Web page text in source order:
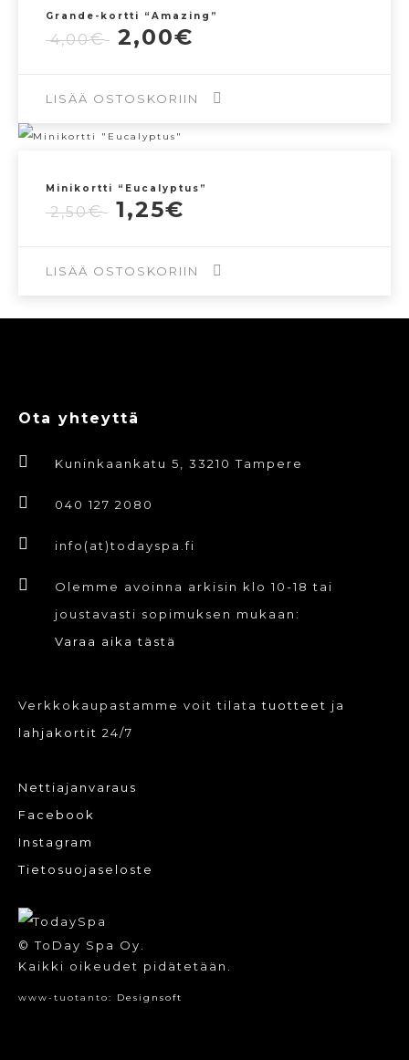
Grande-kortti “Amazing”
4,00€
Alkuperäinen
4,00€.
2,00€
2,00€.
LISÄÄ OSTOSKORIIN
Minikortti “Eucalyptus”
2,50€
Alkuperäinen
2,50€.
1,25€
1,25€.
LISÄÄ OSTOSKORIIN
Ota yhteyttä
Kuninkaankatu 5, 33210 Tampere
040 127 2080
info(at)todayspa.fi
Olemme avoinna arkisin klo 10-18 tai
joustavasti sopimuksen mukaan:
Varaa aika tästä
Verkkokaupastamme voit tilatatuotteet ja
lahjakortit 24/7
Nettiajanvaraus
Facebook
Instagram
Tietosuojaseloste
© ToDay Spa Oy.
Kaikki oikeudet pidätetään.
www-tuotanto: Designsoft